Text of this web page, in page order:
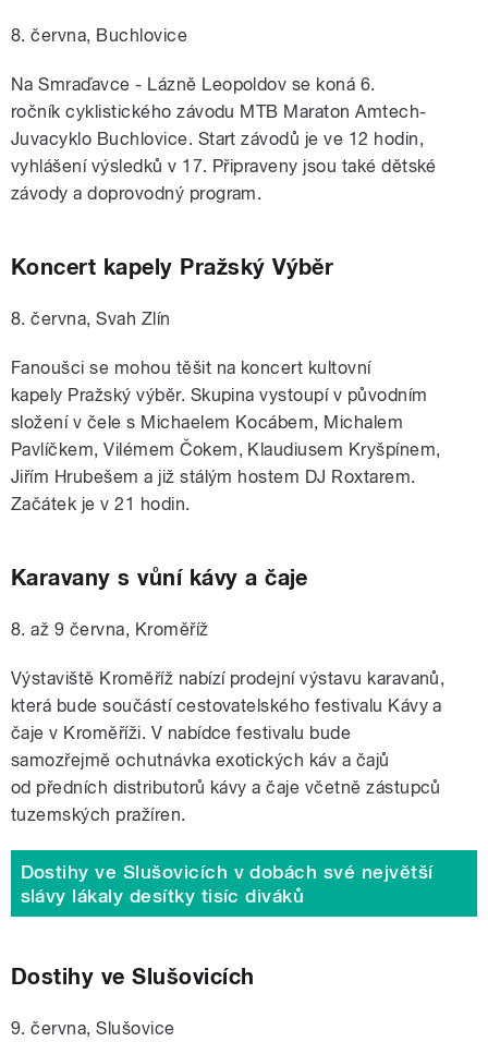
8. června, Buchlovice
Na Smraďavce - Lázně Leopoldov se koná 6.
ročník cyklistického závodu MTB Maraton Amtech-
Juvacyklo Buchlovice. Start závodů je ve 12 hodin,
vyhlášení výsledků v 17. Připraveny jsou také dětské
závody a doprovodný program.
Koncert kapely Pražský Výběr
8. června, Svah Zlín
Fanoušci se mohou těšit na koncert kultovní
kapely Pražský výběr. Skupina vystoupí v původním
složení v čele s Michaelem Kocábem, Michalem
Pavlíčkem, Vilémem Čokem, Klaudiusem Kryšpínem,
Jiřím Hrubešem a již stálým hostem DJ Roxtarem.
Začátek je v 21 hodin.
Karavany s vůní kávy a čaje
8. až 9 června, Kroměříž
Výstaviště Kroměříž nabízí prodejní výstavu karavanů,
která bude součástí cestovatelského festivalu Kávy a
čaje v Kroměříži. V nabídce festivalu bude
samozřejmě ochutnávka exotických káv a čajů
od předních distributorů kávy a čaje včetně zástupců
tuzemských pražíren.
Dostihy ve Slušovicích v dobách své největší
slávy lákaly desítky tisíc diváků
Dostihy ve Slušovicích
9. června, Slušovice